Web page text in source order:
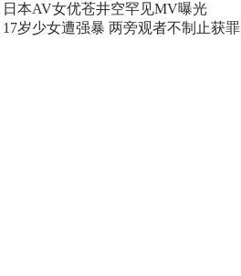
日本AV女优苍井空罕见MV曝光
17岁少女遭强暴 两旁观者不制止获罪